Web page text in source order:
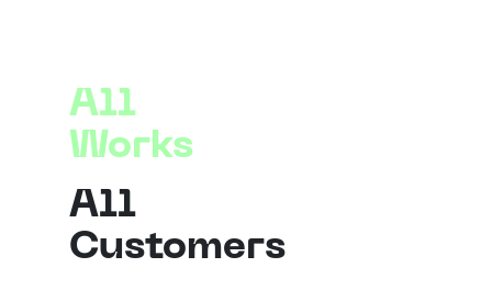
All
Works
All
Customers